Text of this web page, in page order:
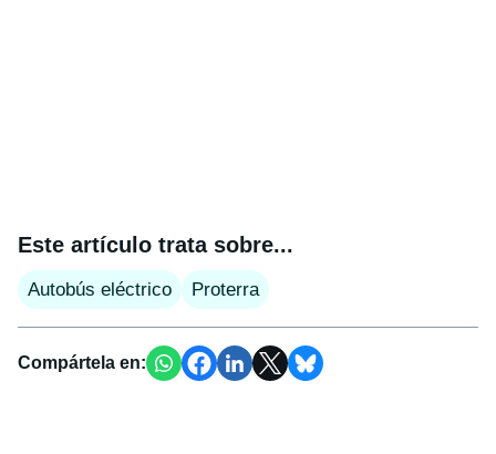
Este artículo trata sobre...
Autobús eléctrico Proterra
Compártela en: